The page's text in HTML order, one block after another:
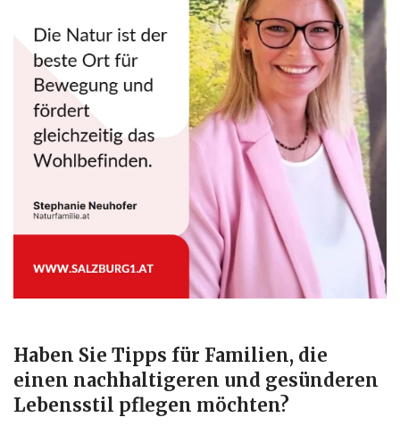
Haben Sie Tipps für Familien, die
einen nachhaltigeren und gesünderen
Lebensstil pflegen möchten?